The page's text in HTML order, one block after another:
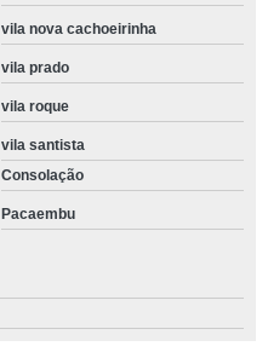
vila nova cachoeirinha
vila prado
vila roque
vila santista
Consolação
Pacaembu